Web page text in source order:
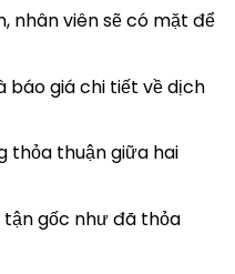
nhân viên sẽ có mặt để
báo giá chi tiết về dịch
thỏa thuận giữa hai
tận gốc như đã thỏa